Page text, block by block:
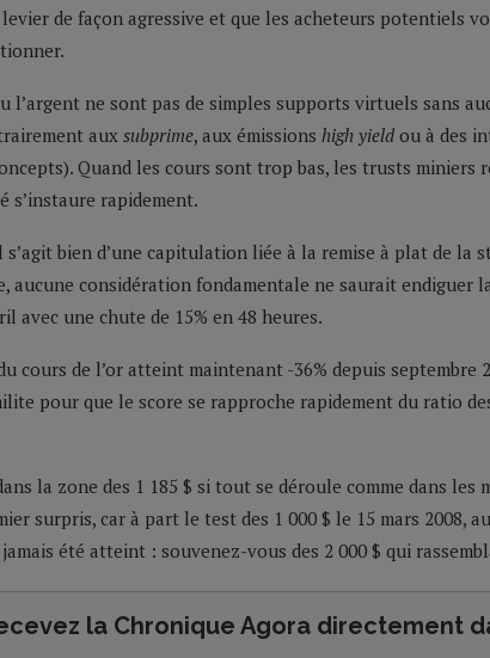
de façon agressive et que les acheteurs potentiels
l’argent ne sont pas de simples supports virtuels sans
auxsubprime, aux émissions high yield ou à des
Quand les cours sont trop bas, les trusts
s’instaure rapidement.
s’agit bien d’une capitulation liée à la remise à plat de la
aucune considération fondamentale ne saurait endiguer
avec une chute de 15% en 48 heures.
cours de l’or atteint maintenant -36% depuis septembre
pour que le score se rapproche rapidement du ratio
la zone des 1 185 $ si tout se déroule comme dans les
surpris, car à part le test des 1 000 $ le 15 mars 2008,
jamais été atteint : souvenez-vous des 2 000 $ qui
la Chronique Agora directement